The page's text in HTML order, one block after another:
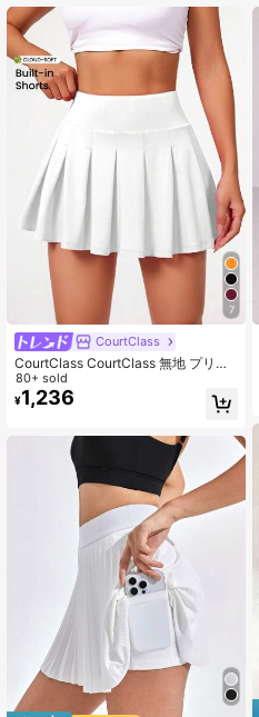
7
CourtClass
CourtClass CourtClass 無地 プリー
ツ入り スポーツスカート ショート
テニススカート アスレチックスカー
ト
80+ sold
¥1,236